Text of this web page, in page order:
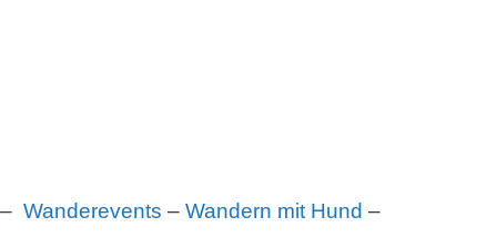
– Wanderevents – Wandern mit Hund –